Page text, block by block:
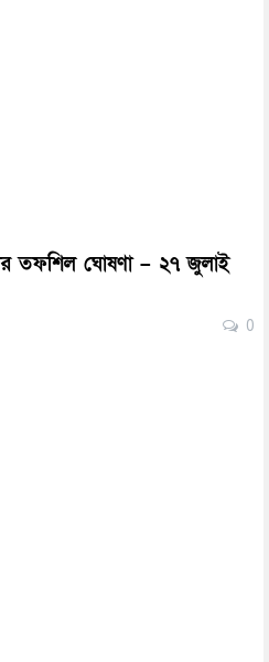
তফশিল ঘোষণা – ২৭ জুলাই
0